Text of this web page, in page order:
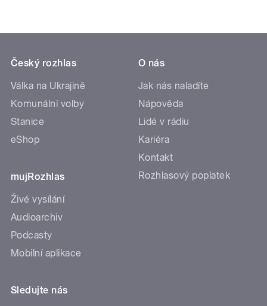
Český rozhlas
Válka na Ukrajině
Komunální volby
Stanice
eShop
mujRozhlas
Živé vysílání
Audioarchiv
Podcasty
Mobilní aplikace
O nás
Jak nás naladíte
Nápověda
Lidé v rádiu
Kariéra
Kontakt
Rozhlasový poplatek
Sledujte nás